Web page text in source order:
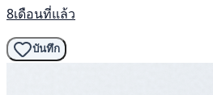
8เดือนที่แล้ว
บันทึก